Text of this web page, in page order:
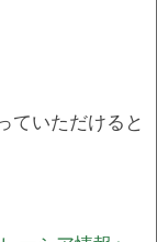
ていただけると